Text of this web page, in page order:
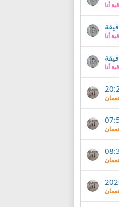
أنا
أنا
أنا